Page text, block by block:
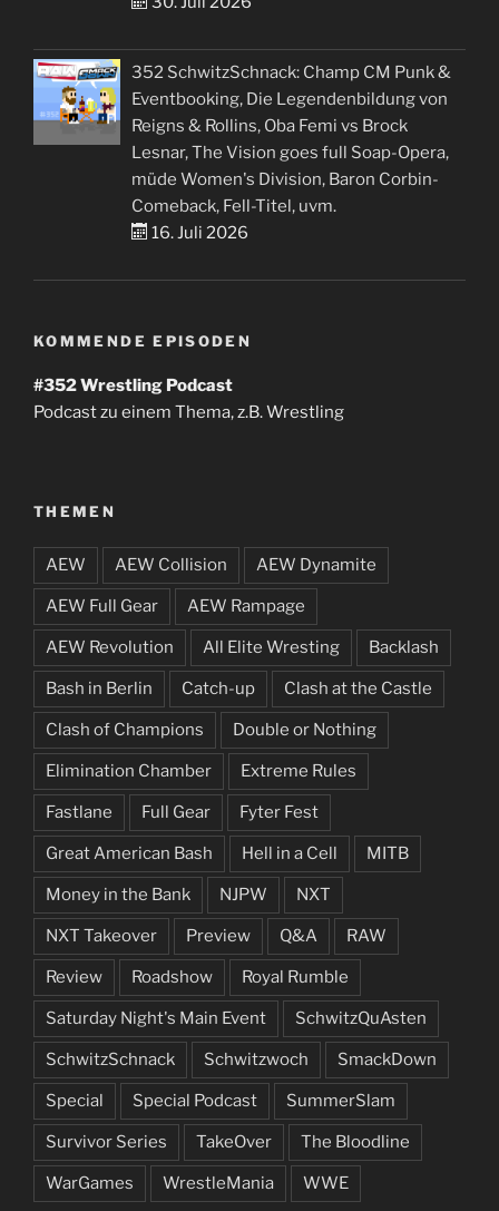
352 SchwitzSchnack: Champ CM Punk &
Eventbooking, Die Legendenbildung von
Reigns & Rollins, Oba Femi vs Brock
Lesnar, The Vision goes full Soap-Opera,
müde Women's Division, Baron Corbin-
Comeback, Fell-Titel, uvm.
16. Juli 2026
KOMMENDE EPISODEN
#352Wrestling Podcast
Podcast zu einem Thema, z.B. Wrestling
THEMEN
AEW AEW Collision AEW Dynamite
AEW Full Gear AEW Rampage
AEW Revolution All Elite Wresting Backlash
Bash in Berlin Catch-up Clash at the Castle
Clash of Champions Double or Nothing
Elimination Chamber Extreme Rules
Fastlane Full Gear Fyter Fest
Great American Bash Hell in a Cell MITB
Money in the Bank NJPW NXT
NXT Takeover Preview Q&A RAW
Review Roadshow Royal Rumble
Saturday Night's Main Event SchwitzQuAsten
SchwitzSchnack Schwitzwoch SmackDown
Special Special Podcast SummerSlam
Survivor Series TakeOver The Bloodline
WarGames WrestleMania WWE